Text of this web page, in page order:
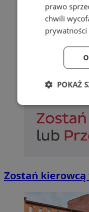
Zostań kierowcą
prawo
chwili
prywatności
POKAŻ